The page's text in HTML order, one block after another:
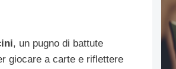
, un pugno di battute
giocare a carte e riflettere